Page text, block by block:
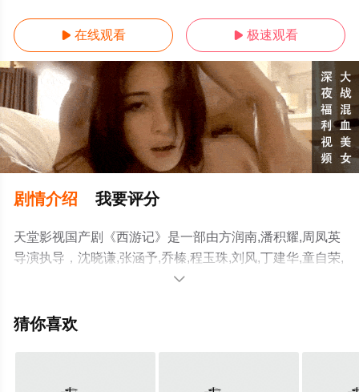
 在线观看  极速观看
剧情介绍 我要评分
天堂影视国产剧《西游记》是一部由方润南,潘积耀,周凤英
导演执导，沈晓谦,张涵予,乔榛,程玉珠,刘风,丁建华,童自荣,
胡平智,王肖兵,王建新,狄菲菲,严崇德,白涛,刘钦,孙渝烽,海
纪元,李立宏,廖菁,张璐,田二喜,王羊,张伟等明星演员精彩演

猜你喜欢